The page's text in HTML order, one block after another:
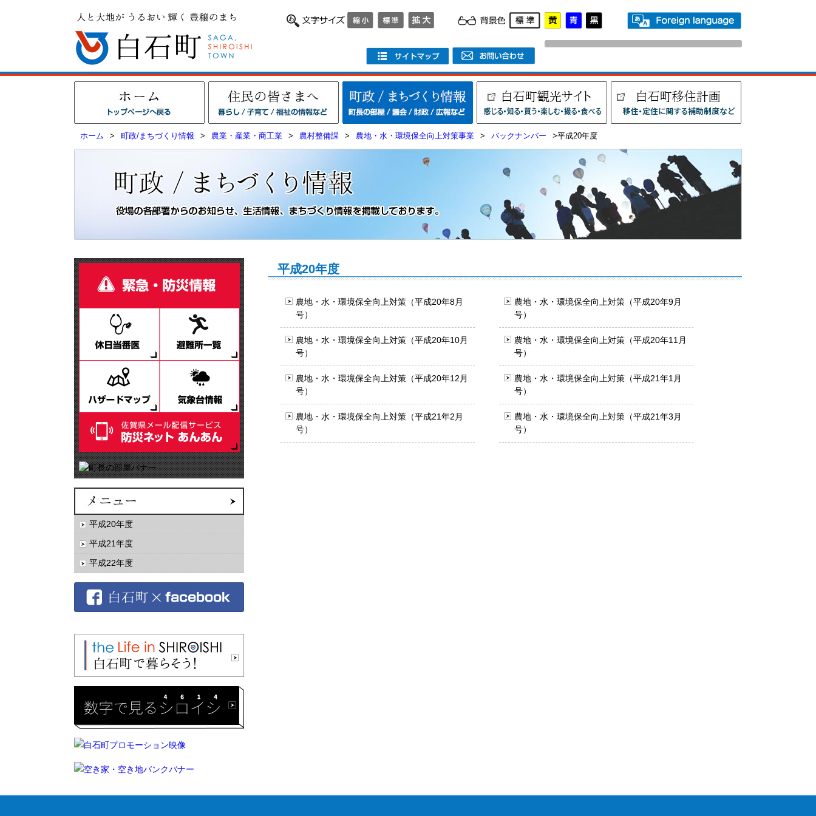
ホーム > 町政/まちづくり情報 > 農業・産業・商工業 > 農村整備課 > 農地・水・環境保全向上対策事業 > バックナンバー >平成20年度
平成20年度
平成21年度
平成22年度
平成20年度
農地・水・環境保全向上対策（平成20年8月
号）
農地・水・環境保全向上対策（平成20年9月
号）
農地・水・環境保全向上対策（平成20年10月
号）
農地・水・環境保全向上対策（平成20年11月
号）
農地・水・環境保全向上対策（平成20年12月
号）
農地・水・環境保全向上対策（平成21年1月
号）
農地・水・環境保全向上対策（平成21年2月
号）
農地・水・環境保全向上対策（平成21年3月
号）